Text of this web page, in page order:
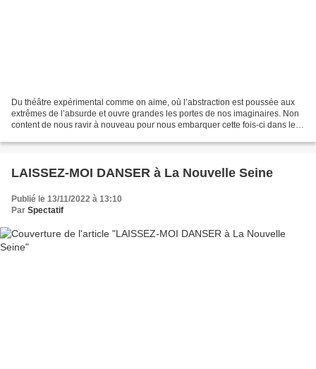
Du théâtre expérimental comme on aime, où l’abstraction est poussée aux
extrêmes de l’absurde et ouvre grandes les portes de nos imaginaires. Non
content de nous ravir à nouveau pour nous embarquer cette fois-ci dans les
LAISSEZ-MOI DANSER à La Nouvelle Seine
Publié le 13/11/2022 à 13:10
Par Spectatif